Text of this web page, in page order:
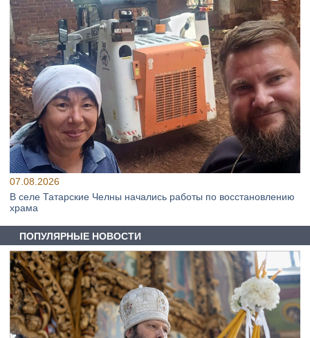
07.08.2026
В селе Татарские Челны начались работы по восстановлению
храма
ПОПУЛЯРНЫЕ НОВОСТИ